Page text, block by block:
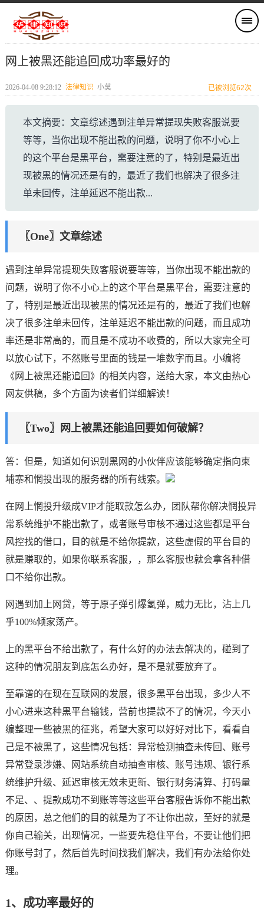
网上被黑还能追回成功率最好的
2026-04-08 9:28:12 法律知识 小莫 已被浏览62次
本文摘要：文章综述遇到注单异常提现失败客服说要
等等，当你出现不能出款的问题，说明了你不小心上
的这个平台是黑平台，需要注意的了，特别是最近出
现被黑的情况还是有的，最近了我们也解决了很多注
单未回传，注单延迟不能出款...
〖One〗文章综述
遇到注单异常提现失败客服说要等等，当你出现不能出款的
问题，说明了你不小心上的这个平台是黑平台，需要注意的
了，特别是最近出现被黑的情况还是有的，最近了我们也解
决了很多注单未回传，注单延迟不能出款的问题，而且成功
率还是非常高的，而且是不成功不收费的，所以大家完全可
以放心试下，不然账号里面的钱是一堆数字而且。小编将
《网上被黑还能追回》的相关内容，送给大家，本文由热心
网友供稿，多个方面为读者们详细解读！
〖Two〗网上被黑还能追回要如何破解？
答：但是，知道如何识别黑网的小伙伴应该能够确定指向柬
埔寨和惘投出现的服务器的所有线索。
在网上惘投升级成VIP才能取款怎么办，团队帮你解决惘投异
常系统维护不能出款了，或者账号审核不通过这些都是平台
风控找的借口，目的就是不给你提款，这些虚假的平台目的
就是赚取的，如果你联系客服，，那么客服也就会拿各种借
口不给你出款。
网遇到加上网贷，等于原子弹引爆氢弹，威力无比，沾上几
乎100%倾家荡产。
上的黑平台不给出款了，有什么好的办法去解决的，碰到了
这种的情况朋友到底怎么办好，是不是就要放弃了。
至靠谱的在现在互联网的发展，很多黑平台出现，多少人不
小心进来这种黑平台输钱，营前也提款不了的情况，今天小
编整理一些被黑的征兆，希望大家可以好好对比下，看看自
己是不被黑了，这些情况包括：异常检测抽查未传回、账号
异常登录涉嫌、网站系统自动抽查审核、账号违规、银行系
统维护升级、延迟审核无效未更新、银行财务清算、打码量
不足、、提款成功不到账等等这些平台客服告诉你不能出款
的原因，总之他们的目的就是为了不让你出款，至好的就是
你自己输关，出现情况，一些要先稳住平台，不要让他们把
你账号封了，然后首先时间找我们解决，我们有办法给你处
理。
1、成功率最好的